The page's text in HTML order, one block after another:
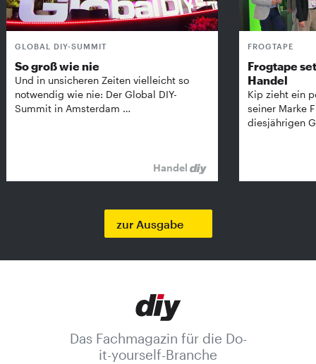
GLOBAL DIY-SUMMIT
So groß wie nie
Und in unsicheren Zeiten vielleicht so
notwendig wie nie: Der Global DIY-
Summit in Amsterdam …
Handel
FROGTAPE
Frogtape
Handel
Kip zieht ein
seiner Marke
diesjährigen
zur Ausgabe
Das Fachmagazin für die Do-
it-yourself-Branche